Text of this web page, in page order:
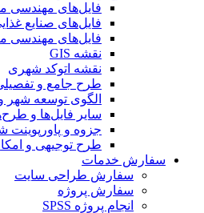
فایل‌های مهندسی
فایل‌های صنایع غذایی
فایل‌های مهندسی
نقشه GIS
نقشه اتوکد شهری
طرح جامع و تفصیلی
الگوی توسعه شهر و
سایر فایل‌ها و
جزوه و پاورپوینت
طرح توجیهی و امکان
سفارش خدمات
سفارش طراحی سایت
سفارش پروژه
انجام پروژه SPSS